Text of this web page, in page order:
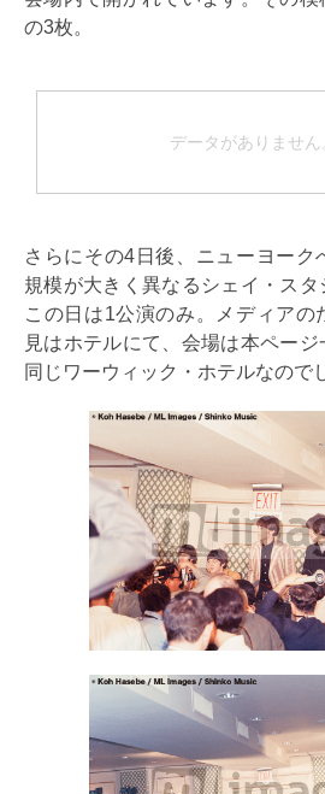
の3枚。
データがありません
さらにその4日後、ニューヨーク
規模が大きく異なるシェイ・スタ
この日は1公演のみ。メディアの
見はホテルにて、会場は本ペー
同じワーウィック・ホテルなので